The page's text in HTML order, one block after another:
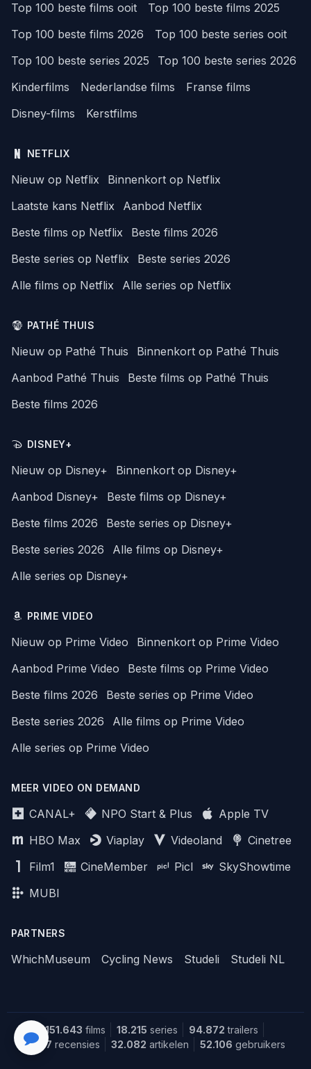
Top 100 beste films ooit
Top 100 beste films 2025
Top 100 beste films 2026
Top 100 beste series ooit
Top 100 beste series 2025
Top 100 beste series 2026
Kinderfilms
Nederlandse films
Franse films
Disney-films
Kerstfilms
NETFLIX
Nieuw op Netflix
Binnenkort op Netflix
Laatste kans Netflix
Aanbod Netflix
Beste films op Netflix
Beste films 2026
Beste series op Netflix
Beste series 2026
Alle films op Netflix
Alle series op Netflix
PATHÉ THUIS
Nieuw op Pathé Thuis
Binnenkort op Pathé Thuis
Aanbod Pathé Thuis
Beste films op Pathé Thuis
Beste films 2026
DISNEY+
Nieuw op Disney+
Binnenkort op Disney+
Aanbod Disney+
Beste films op Disney+
Beste films 2026
Beste series op Disney+
Beste series 2026
Alle films op Disney+
Alle series op Disney+
PRIME VIDEO
Nieuw op Prime Video
Binnenkort op Prime Video
Aanbod Prime Video
Beste films op Prime Video
Beste films 2026
Beste series op Prime Video
Beste series 2026
Alle films op Prime Video
Alle series op Prime Video
MEER VIDEO ON DEMAND
CANAL+ NPO Start & Plus
Apple TV
HBO Max
Viaplay Videoland
Cinetree
Film1
CineMember Picl
SkyShowtime
MUBI
PARTNERS
WhichMuseum Cycling News Studeli Studeli NL
151.643 films 18.215 series 94.872 trailers
1.387 recensies 32.082 artikelen 52.106 gebruikers